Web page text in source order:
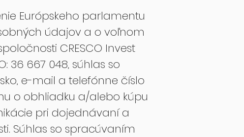
Európskeho parlamentu
údajov a o voľnom
CRESCO Invest
36 667 048, súhlas so
e-mail a telefónne číslo
o obhliadku a/alebo kúpu
pri dojednávaní a
Súhlas so spracúvaním